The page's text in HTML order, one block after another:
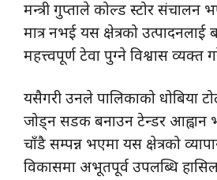
मन्त्री गुप्ताले कोल्ड स्टोर संचालन
मात्र नभई यस क्षेत्रको
महत्त्वपूर्ण टेवा पुग्ने विश्वास व्यक्त
यसैगरी उनले पालिकाको धोबिया
जोड्न सडक बनाउन टेन्डर
चाँडै सम्पन्न भएमा यस क्षेत्रको
विकासमा अभूतपूर्व उपलब्धि